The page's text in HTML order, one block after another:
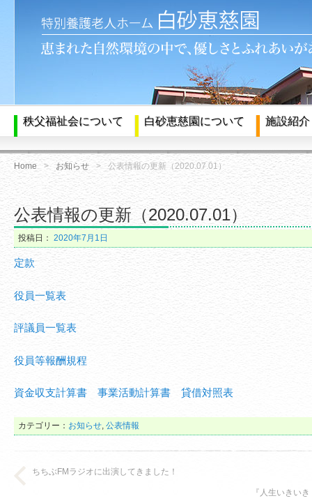
秩父福祉会について 白砂恵慈園について 施設紹介
Home お知らせ 公表情報の更新（2020.07.01）
公表情報の更新（2020.07.01）
投稿日： 2020年7月1日
定款
役員一覧表
評議員一覧表
役員等報酬規程
資金収支計算書 事業活動計算書 貸借対照表
カテゴリー： お知らせ 公表情報
ちちぶFMラジオに出演してきました！
『人生いきい